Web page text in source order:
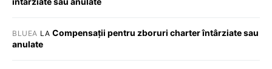
BLUEA LACompensații pentru zboruri charter întârziate sau
anulate